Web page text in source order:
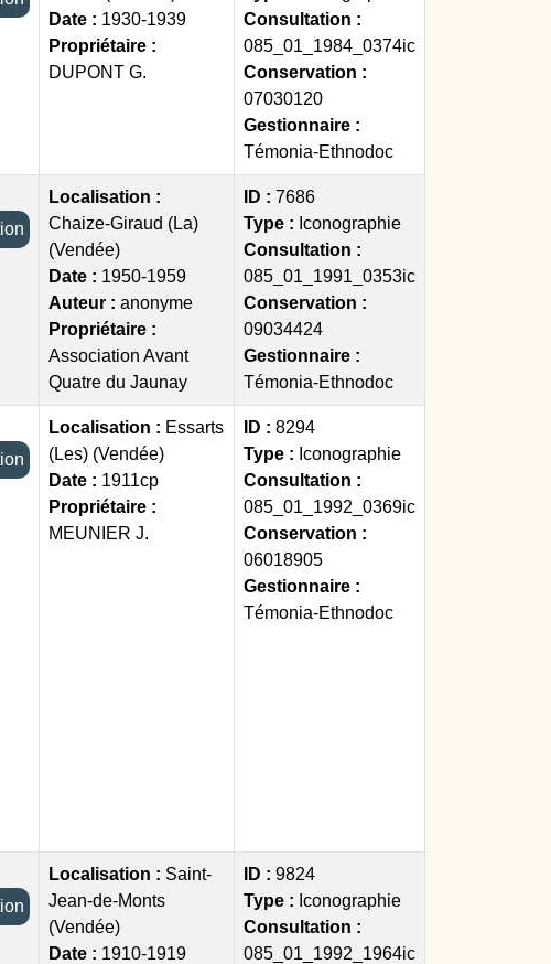
Date : 1930-1939
Propriétaire :
DUPONT G.
Consultation :
085_01_1984_0374ic
Conservation :
07030120
Gestionnaire :
Témonia-Ethnodoc
Localisation :
Chaize-Giraud (La)
(Vendée)
Date : 1950-1959
Auteur : anonyme
Propriétaire :
Association Avant
Quatre du Jaunay
ID : 7686
Type : Iconographie
Consultation :
085_01_1991_0353ic
Conservation :
09034424
Gestionnaire :
Témonia-Ethnodoc
Localisation : Essarts
(Les) (Vendée)
Date : 1911cp
Propriétaire :
MEUNIER J.
ID : 8294
Type : Iconographie
Consultation :
085_01_1992_0369ic
Conservation :
06018905
Gestionnaire :
Témonia-Ethnodoc
Localisation : Saint-
Jean-de-Monts
(Vendée)
Date : 1910-1919
ID : 9824
Type : Iconographie
Consultation :
085_01_1992_1964ic